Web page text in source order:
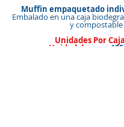
Muffin empaquetado
Embalado en una caja
y compostable
Unidades Por
Unidad de peso: